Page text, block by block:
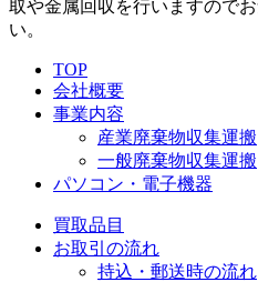
TOP
会社概要
事業内容
産業廃棄物収集運搬
一般廃棄物収集運搬
パソコン・電子機器
買取品目
お取引の流れ
持込・郵送時の流れ